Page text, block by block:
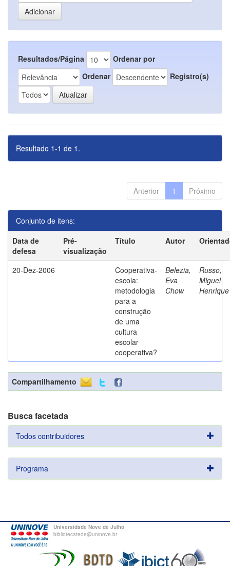
Resultados/Página
Ordenar por
Ordenar
Registro(s)
Resultado 1-1 de 1.
Anterior 1 Próximo
Conjunto de itens:
Data de
defesa
Pré-
visualização
Título Autor
20-Dez-2006
Cooperativa-
escola:
metodologia
para a
construção
de uma
cultura
escolar
cooperativa?
Belezia,
Eva
Chow
Russo,
Miguel
Henrique
Compartilhamento
Busca facetada
Todos contribuidores
Programa
Universidade Nove de Julho
bibliotecatede@uninove.br